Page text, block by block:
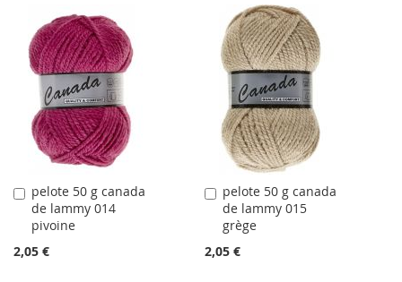
LA
LISTE
D'ACHATS
AU
COMPARATEUR
À
LA
LISTE
D'ACHATS
AU
COMPARATEUR
pelote 50 g canada
de lammy 014
pivoine
2,05 €
Ajouter
au
panier
pelote 50 g canada
de lammy 015
grège
2,05 €
Ajouter
au
panier